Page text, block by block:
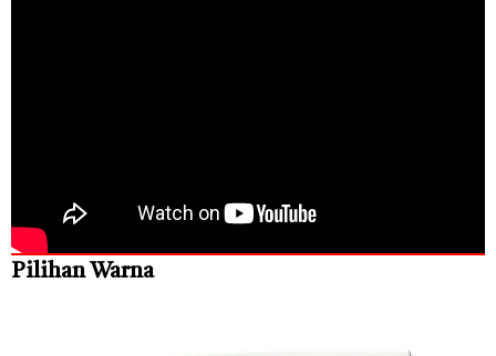
Pilihan Warna